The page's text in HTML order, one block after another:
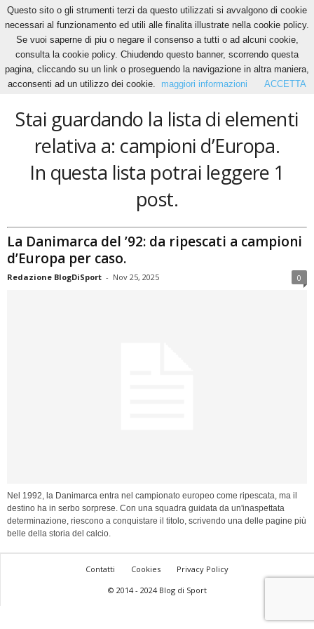
Home Tags Campioni d’Europa
campioni d’Europa
Stai guardando la lista di elementi
relativa a: campioni d’Europa.
In questa lista potrai leggere 1
post.
La Danimarca del ’92: da ripescati a campioni
d’Europa per caso.
Redazione BlogDiSport - Nov 25, 2025 0
Nel 1992, la Danimarca entra nel campionato europeo come ripescata, ma il
destino ha in serbo sorprese. Con una squadra guidata da un'inaspettata
determinazione, riescono a conquistare il titolo, scrivendo una delle pagine più
belle della storia del calcio.
Contatti Cookies
Privacy Policy
© 2014 - 2024 Blog di Sport
Questo sito o gli strumenti terzi da questo utilizzati si avvalgono di cookie
necessari al funzionamento ed utili alle finalita illustrate nella cookie policy.
Se vuoi saperne di piu o negare il consenso a tutti o ad alcuni cookie,
consulta la cookie policy. Chiudendo questo banner, scorrendo questa
pagina, cliccando su un link o proseguendo la navigazione in altra maniera,
acconsenti ad un utilizzo dei cookie.
maggiori informazioni ACCETTA